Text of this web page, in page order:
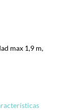
max 1,9 m,